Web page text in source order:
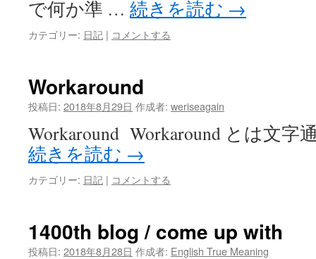
で何か準 … 続きを読む →
カテゴリー: 日記 | コメントする
Workaround
投稿日: 2018年8月29日 作成者: weriseagain
Workaround Workaround とは文
続きを読む →
カテゴリー: 日記 | コメントする
1400th blog / come up with
投稿日: 2018年8月28日 作成者: English True Meaning